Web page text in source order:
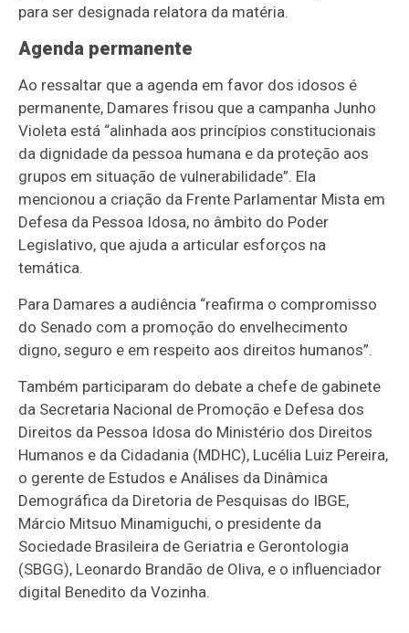
para ser designada relatora da matéria.
Agenda permanente
Ao ressaltar que a agenda em favor dos idosos é
permanente, Damares frisou que a campanha Junho
Violeta está “alinhada aos princípios constitucionais
da dignidade da pessoa humana e da proteção aos
grupos em situação de vulnerabilidade”. Ela
mencionou a criação da Frente Parlamentar Mista em
Defesa da Pessoa Idosa, no âmbito do Poder
Legislativo, que ajuda a articular esforços na
temática.
Para Damares a audiência “reafirma o compromisso
do Senado com a promoção do envelhecimento
digno, seguro e em respeito aos direitos humanos”.
Também participaram do debate a chefe de gabinete
da Secretaria Nacional de Promoção e Defesa dos
Direitos da Pessoa Idosa do Ministério dos Direitos
Humanos e da Cidadania (MDHC), Lucélia Luiz Pereira,
o gerente de Estudos e Análises da Dinâmica
Demográfica da Diretoria de Pesquisas do IBGE,
Márcio Mitsuo Minamiguchi, o presidente da
Sociedade Brasileira de Geriatria e Gerontologia
(SBGG), Leonardo Brandão de Oliva, e o influenciador
digital Benedito da Vozinha.